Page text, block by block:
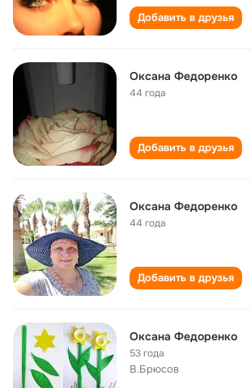
Добавить в друзья
Оксана Федоренко
44 года
Добавить в друзья
Оксана Федоренко
44 года
Добавить в друзья
Оксана Федоренко
53 года
В.Брюсов